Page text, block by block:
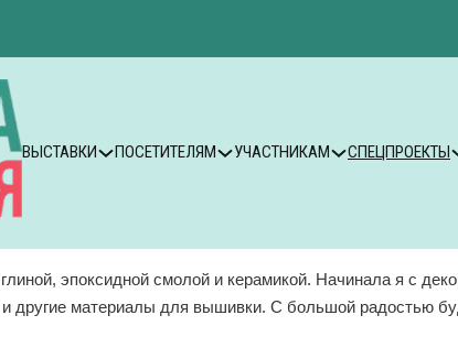
ВЫСТАВКИ ПОСЕТИТЕЛЯМ УЧАСТНИКАМ СПЕЦПРОЕКТЫ
эпоксидной смолой и керамикой. Начинала я с
другие материалы для вышивки. С большой радостью